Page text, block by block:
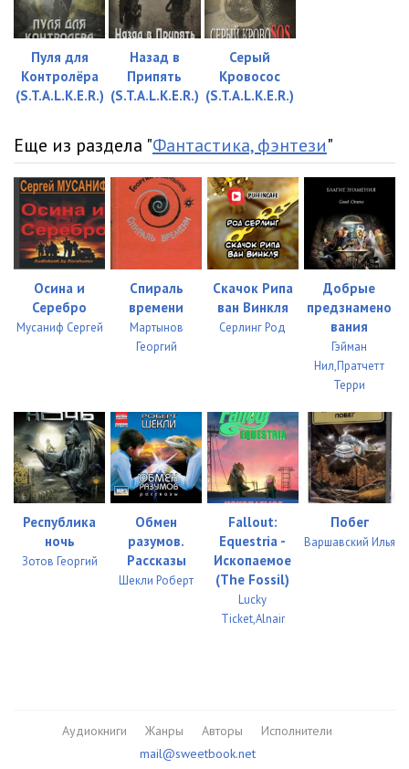
Пуля для
Контролёра
(S.T.A.L.K.E.R.)
Назад в
Припять
(S.T.A.L.K.E.R.)
Серый
Кровосос
(S.T.A.L.K.E.R.)
Еще из раздела "Фантастика, фэнтези"
Осина и
Серебро
Мусаниф Сергей
Спираль
времени
Мартынов
Георгий
Скачок Рипа
ван Винкля
Серлинг Род
Добрые
предзнамено
вания
Гэйман
Нил,Пратчетт
Терри
Республика
ночь
Зотов Георгий
Обмен
разумов.
Рассказы
Шекли Роберт
Fallout:
Equestria -
Ископаемое
(The Fossil)
Lucky
Ticket,Alnair
Побег
Варшавский Илья
Аудиокниги Жанры Авторы
Исполнители
mail@sweetbook.net